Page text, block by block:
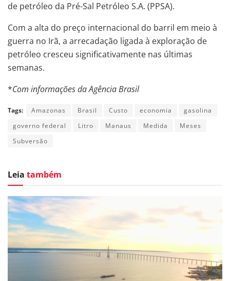
de petróleo da Pré-Sal Petróleo S.A. (PPSA).
Com a alta do preço internacional do barril em meio à
guerra no Irã, a arrecadação ligada à exploração de
petróleo cresceu significativamente nas últimas
semanas.
*Com informações da Agência Brasil
Tags: Amazonas Brasil Custo economia
gasolina
governo federal
Litro Manaus Medida
Meses
Subversão
Leia também